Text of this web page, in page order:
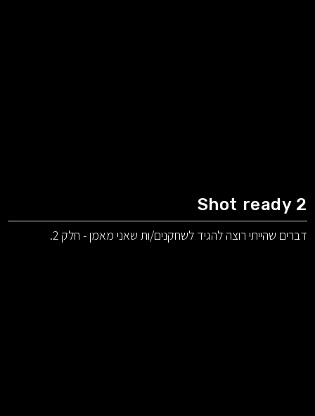
Shot ready 2
דברים שהייתי רוצה להגיד לשחקנים/ות שאני מאמן - חלק 2.